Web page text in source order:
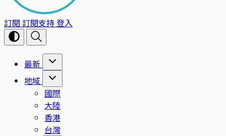
訂閱 訂閱支持登入
最新
地域
國際
大陸
香港
台灣